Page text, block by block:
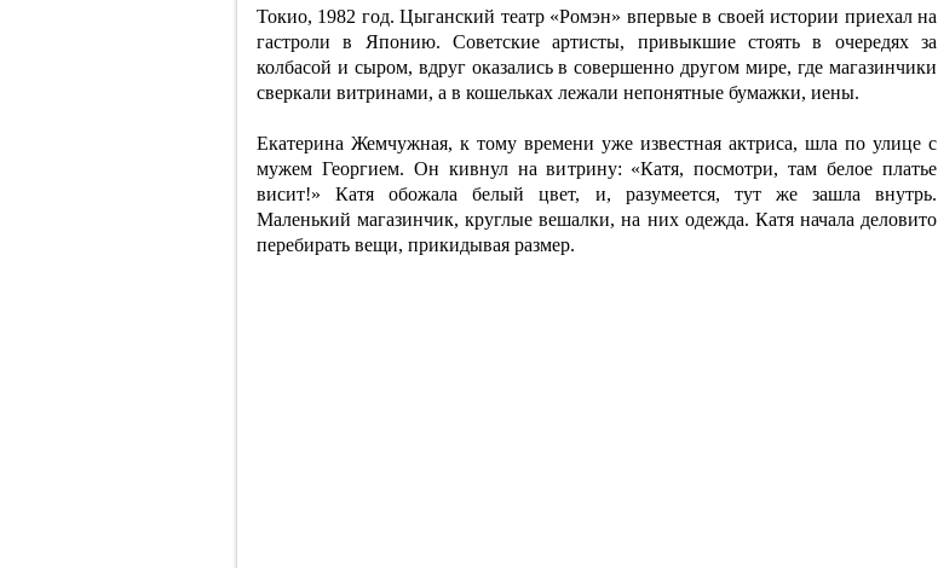
Токио, 1982 год. Цыганский театр «Ромэн» впервые в своей истории приехал на
гастроли в Японию. Советские артисты, привыкшие стоять в очередях за
колбасой и сыром, вдруг оказались в совершенно другом мире, где магазинчики
сверкали витринами, а в кошельках лежали непонятные бумажки, иены.
Екатерина Жемчужная, к тому времени уже известная актриса, шла по улице с
мужем Георгием. Он кивнул на витрину: «Катя, посмотри, там белое платье
висит!» Катя обожала белый цвет, и, разумеется, тут же зашла внутрь.
Маленький магазинчик, круглые вешалки, на них одежда. Катя начала деловито
перебирать вещи, прикидывая размер.